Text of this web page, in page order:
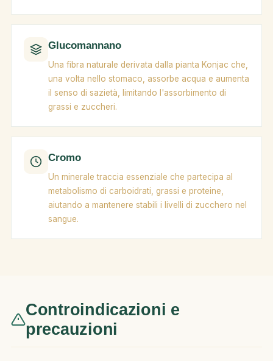
Glucomannano
Una fibra naturale derivata dalla pianta Konjac che,
una volta nello stomaco, assorbe acqua e aumenta
il senso di sazietà, limitando l'assorbimento di
grassi e zuccheri.
Cromo
Un minerale traccia essenziale che partecipa al
metabolismo di carboidrati, grassi e proteine,
aiutando a mantenere stabili i livelli di zucchero nel
sangue.
Controindicazioni e
precauzioni